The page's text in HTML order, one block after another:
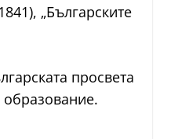
„Българските
просвета